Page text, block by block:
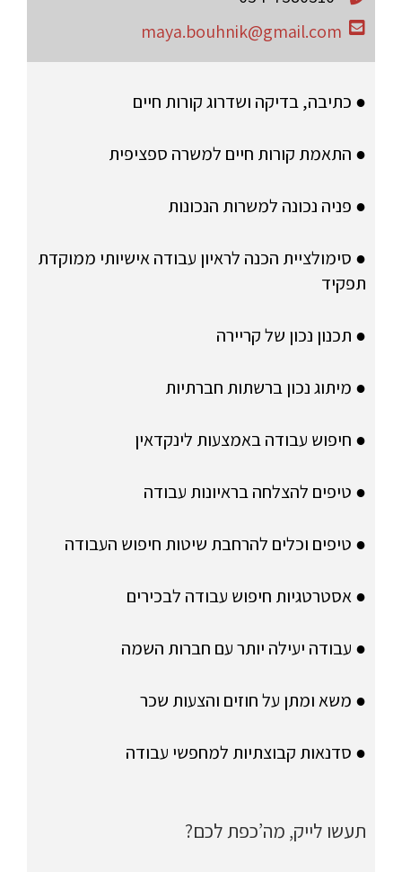
maya.bouhnik@gmail.com
● כתיבה, בדיקה ושדרוג קורות חיים
● התאמת קורות חיים למשרה ספציפית
● פניה נכונה למשרות הנכונות
● סימולציית הכנה לראיון עבודה אישיותי ממוקדת
תפקיד
● תכנון נכון של קריירה
● מיתוג נכון ברשתות חברתיות
● חיפוש עבודה באמצעות לינקדאין
● טיפים להצלחה בראיונות עבודה
● טיפים וכלים להרחבת שיטות חיפוש העבודה
● אסטרטגיות חיפוש עבודה לבכירים
● עבודה יעילה יותר עם חברות השמה
● משא ומתן על חוזים והצעות שכר
● סדנאות קבוצתיות למחפשי עבודה
תעשו לייק, מה’כפת לכם?